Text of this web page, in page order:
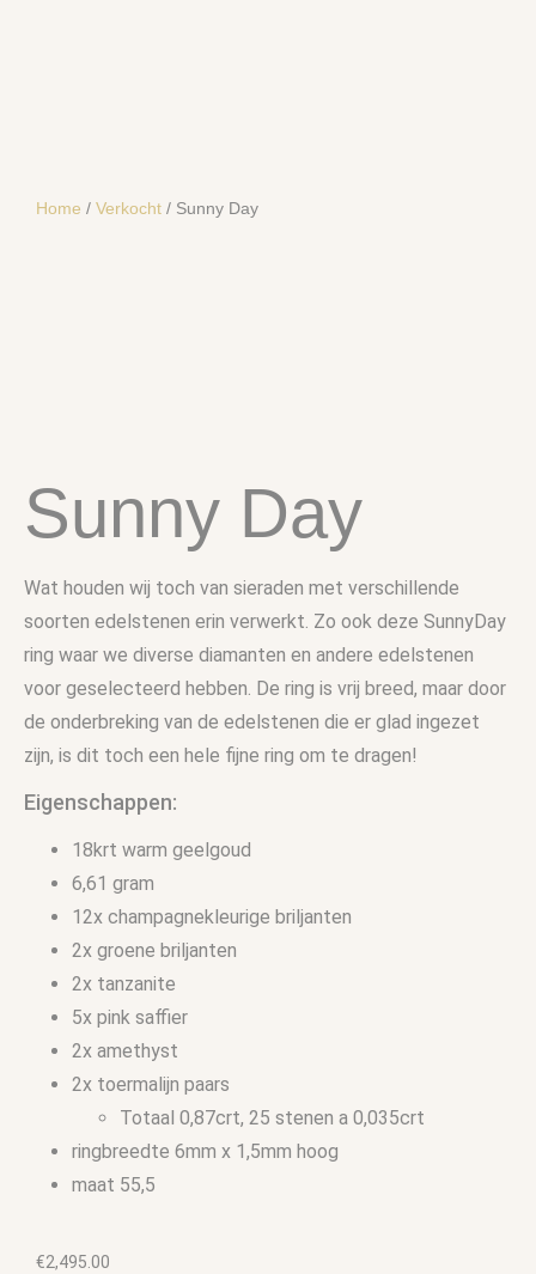
Home / Verkocht / Sunny Day
Sunny Day
Wat houden wij toch van sieraden met verschillende
soorten edelstenen erin verwerkt. Zo ook deze SunnyDay
ring waar we diverse diamanten en andere edelstenen
voor geselecteerd hebben. De ring is vrij breed, maar door
de onderbreking van de edelstenen die er glad ingezet
zijn, is dit toch een hele fijne ring om te dragen!
Eigenschappen:
18krt warm geelgoud
6,61 gram
12x champagnekleurige briljanten
2x groene briljanten
2x tanzanite
5x pink saffier
2x amethyst
2x toermalijn paars
Totaal 0,87crt, 25 stenen a 0,035crt
ringbreedte 6mm x 1,5mm hoog
maat 55,5
€2,495.00